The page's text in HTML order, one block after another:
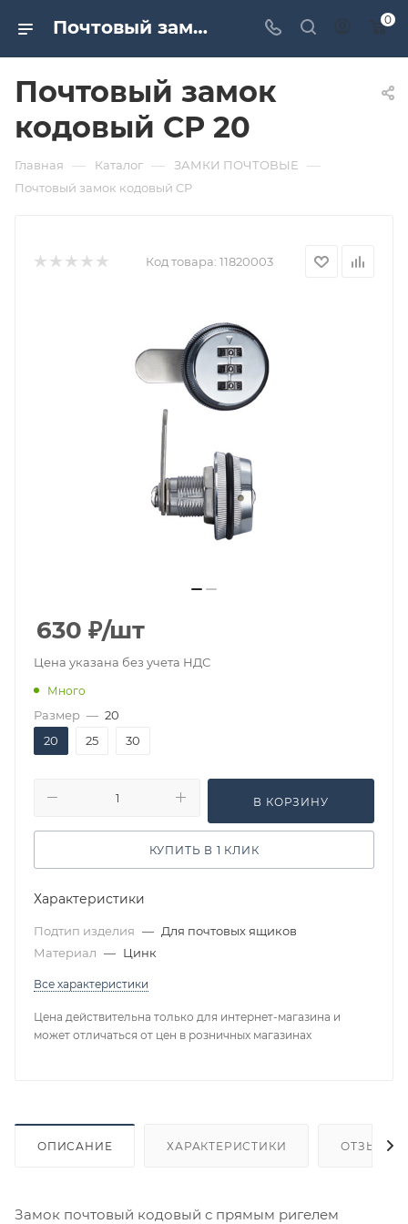
Почтовый замок кодовый CP 20. Дверная и мебельная фурнитура САМИР-КИЛИТ | Оптовые поставки 0
Почтовый замок
кодовый CP 20
Главная — Каталог — ЗАМКИ ПОЧТОВЫЕ —
Почтовый замок кодовый CP
Код товара: 11820003
630 ₽/шт
Цена указана без учета НДС
Много
Размер — 20
20
25 30
В КОРЗИНУ
КУПИТЬ В 1 КЛИК
Характеристики
Подтип изделия — Для почтовых ящиков
Материал — Цинк
Все характеристики
Цена действительна только для интернет-магазина и
может отличаться от цен в розничных магазинах
ОПИСАНИЕ ХАРАКТЕРИСТИКИ ОТЗЫВЫ
Замок почтовый кодовый с прямым ригелем